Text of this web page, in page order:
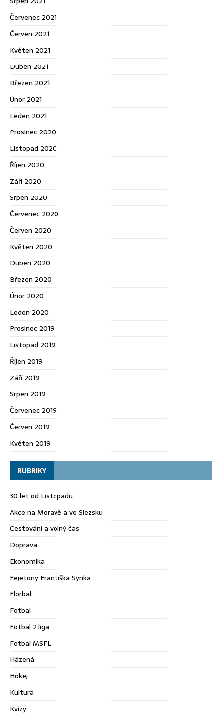
Červenec 2021
Červen 2021
Květen 2021
Duben 2021
Březen 2021
Únor 2021
Leden 2021
Prosinec 2020
Listopad 2020
Říjen 2020
Září 2020
Srpen 2020
Červenec 2020
Červen 2020
Květen 2020
Duben 2020
Březen 2020
Únor 2020
Leden 2020
Prosinec 2019
Listopad 2019
Říjen 2019
Září 2019
Srpen 2019
Červenec 2019
Červen 2019
Květen 2019
RUBRIKY
30 let od Listopadu
Akce na Moravě a ve Slezsku
Cestování a volný čas
Doprava
Ekonomika
Fejetony Františka Synka
Florbal
Fotbal
Fotbal 2.liga
Fotbal MSFL
Házená
Hokej
Kultura
Kvízy